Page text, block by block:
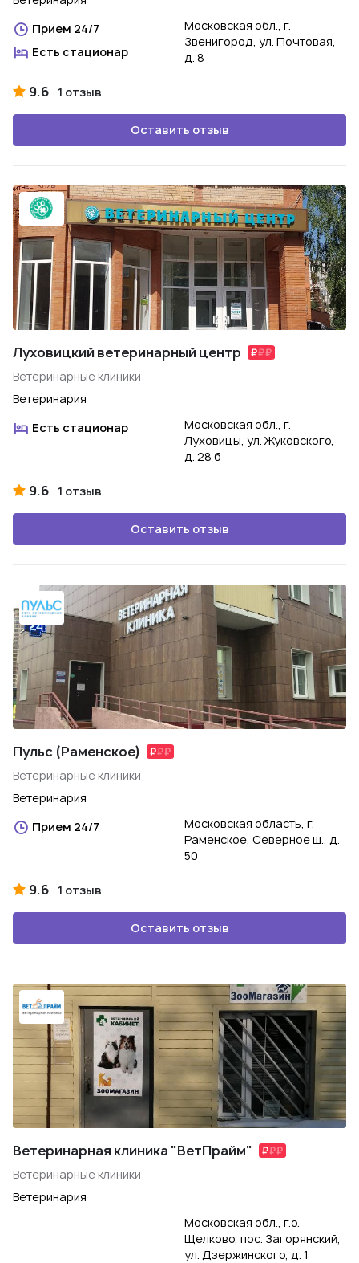
Прием 24/7
Есть стационар
Московская обл., г.
Звенигород, ул. Почтовая,
д. 8
9.6 1 отзыв
Оставить отзыв
Луховицкий ветеринарный центр
Ветеринарные клиники
Ветеринария
Есть стационар
Московская обл., г.
Луховицы, ул. Жуковского,
д. 28 б
9.6 1 отзыв
Оставить отзыв
Пульс (Раменское)
Ветеринарные клиники
Ветеринария
Прием 24/7
Московская область, г.
Раменское, Северное ш., д.
50
9.6 1 отзыв
Оставить отзыв
Ветеринарная клиника "ВетПрайм"
Ветеринарные клиники
Ветеринария
Московская обл., г.о.
Щелково, пос. Загорянский,
ул. Дзержинского, д. 1